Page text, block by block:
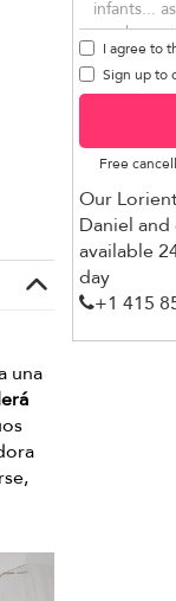
una
I agree to
Sign up to
Free
Our
Daniel
available
day
+1 ​415